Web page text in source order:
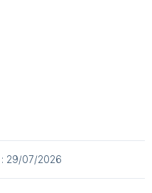
: 29/07/2026